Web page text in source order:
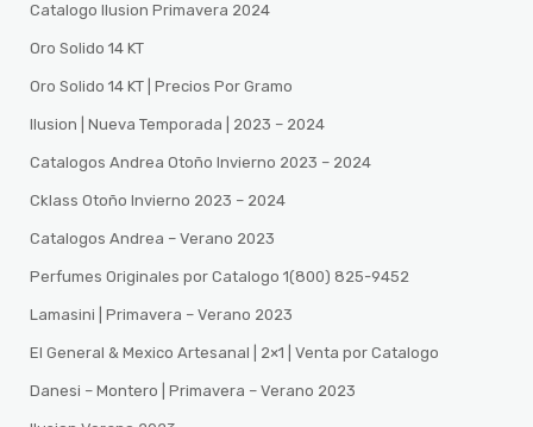
Catalogo Ilusion Primavera 2024
Oro Solido 14 KT
Oro Solido 14 KT | Precios Por Gramo
Ilusion | Nueva Temporada | 2023 – 2024
Catalogos Andrea Otoño Invierno 2023 – 2024
Cklass Otoño Invierno 2023 – 2024
Catalogos Andrea – Verano 2023
Perfumes Originales por Catalogo 1(800) 825-9452
Lamasini | Primavera – Verano 2023
El General & Mexico Artesanal | 2×1 | Venta por Catalogo
Danesi – Montero | Primavera – Verano 2023